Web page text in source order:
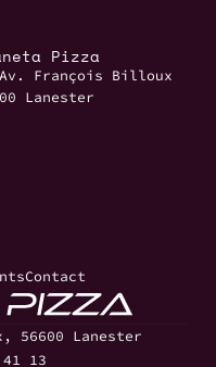
Pizza
François Billoux
Lanester
Contact
56600 Lanester
13